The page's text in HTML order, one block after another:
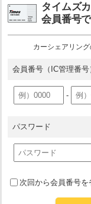
タイムズ
会員番号
カーシェアリン
会員番号 （IC管理番号
-
パスワード
次回から会員番号を